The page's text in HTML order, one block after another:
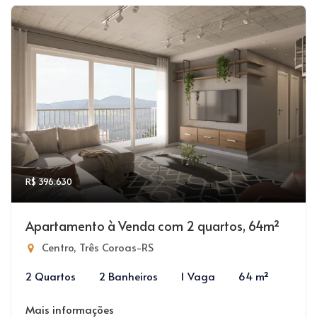
R$ 396.630
Apartamento à Venda com 2 quartos, 64m²
Centro, Três Coroas-RS
2 Quartos
2 Banheiros 1 Vaga 64 m²
Mais informações